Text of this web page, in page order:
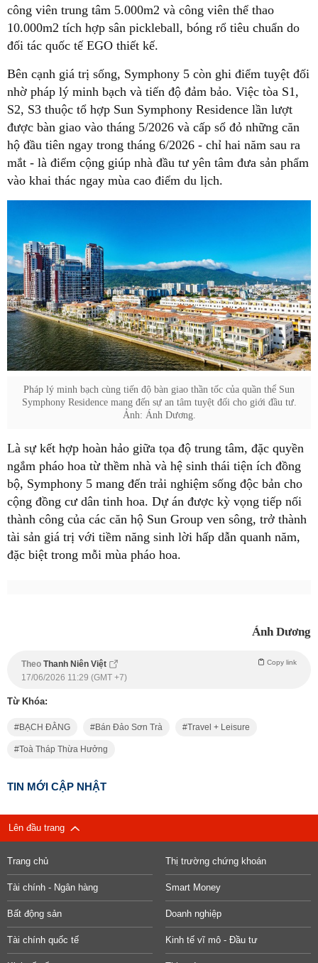
công viên trung tâm 5.000m2 và công viên thể thao
10.000m2 tích hợp sân pickleball, bóng rổ tiêu chuẩn do
đối tác quốc tế EGO thiết kế.
Bên cạnh giá trị sống, Symphony 5 còn ghi điểm tuyệt đối
nhờ pháp lý minh bạch và tiến độ đảm bảo. Việc tòa S1,
S2, S3 thuộc tổ hợp Sun Symphony Residence lần lượt
được bàn giao vào tháng 5/2026 và cấp sổ đỏ những căn
hộ đầu tiên ngay trong tháng 6/2026 - chỉ hai năm sau ra
mắt - là điểm cộng giúp nhà đầu tư yên tâm đưa sản phẩm
vào khai thác ngay mùa cao điểm du lịch.
Pháp lý minh bạch cùng tiến độ bàn giao thần tốc của quần thể Sun
Symphony Residence mang đến sự an tâm tuyệt đối cho giới đầu tư.
Ảnh: Ánh Dương.
Là sự kết hợp hoàn hảo giữa tọa độ trung tâm, đặc quyền
ngắm pháo hoa từ thềm nhà và hệ sinh thái tiện ích đồng
bộ, Symphony 5 mang đến trải nghiệm sống độc bản cho
cộng đồng cư dân tinh hoa. Dự án được kỳ vọng tiếp nối
thành công của các căn hộ Sun Group ven sông, trở thành
tài sản giá trị với tiềm năng sinh lời hấp dẫn quanh năm,
đặc biệt trong mỗi mùa pháo hoa.
Ánh Dương
Theo Thanh Niên Việt Copy link
17/06/2026 11:29 (GMT +7)
Từ Khóa:
BẠCH ĐẰNG Bán Đảo Sơn Trà Travel + Leisure
Toà Tháp Thừa Hưởng
TIN MỚI CẬP NHẬT
Lên đầu trang
Trang chủ Thị trường chứng khoán
Tài chính - Ngân hàng Smart Money
Bất động sản Doanh nghiệp
Tài chính quốc tế Kinh tế vĩ mô - Đầu tư